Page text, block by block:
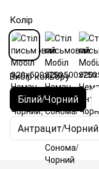
Колір
Вибір кольору
Білий/Чорний
Антрацит/Чорний